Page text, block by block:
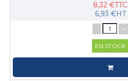
8,32 €TTC
6,93 €HT
- +
EN STOCK